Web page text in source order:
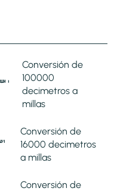
Conversión de
100000
decimetros a
millas
Conversión de
16000 decimetros
a millas
Conversión de